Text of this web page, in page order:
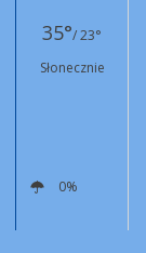
35°/ 23°
Słonecznie
0%